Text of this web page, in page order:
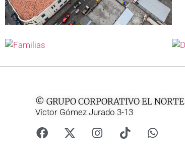
© GRUPO CORPORATIVO EL NORTE
Víctor Gómez Jurado 3-13